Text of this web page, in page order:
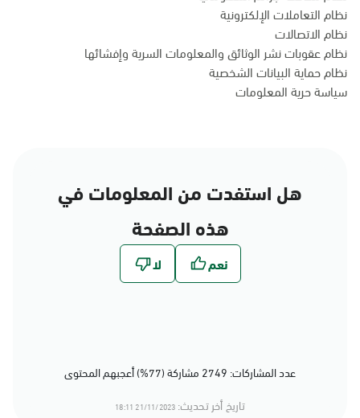
نظام التعاملات الإلكترونية
نظام الاتصالات
نظام عقوبات نشر الوثائق والمعلومات السرية وإفشائها
نظام حماية البيانات الشخصية
سياسة حرية المعلومات
هل استفدت من المعلومات في
هذه الصفحة
عدد المشاركات: 2749 مشاركة (77%) أعجبهم المحتوى
تاريخ أخر تحديث: 21/11/2023 18:11